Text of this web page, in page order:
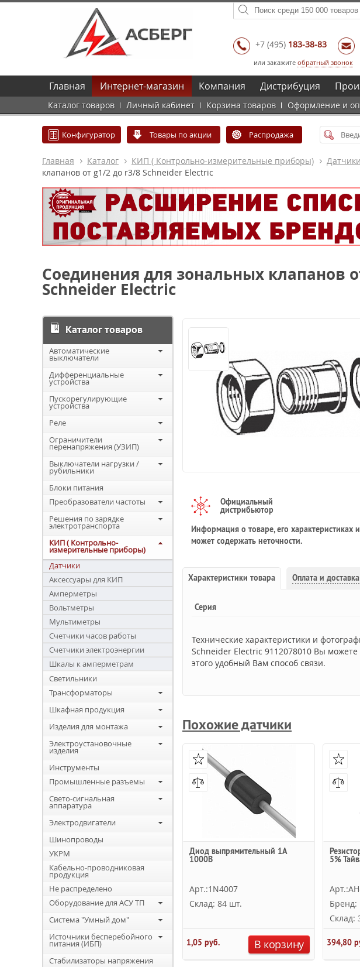
+7 (495) 183-38-83
или закажите обратный звонок
Главная Интернет-магазин
Каталог товаров Личный кабинет Корзина товаров Оформление и
Компания Дистрибуция
Конфигуратор Товары по акции Распродажа
Главная Каталог КИП ( Контрольно-измерительные приборы) Датчики
клапанов от g1/2 до r3/8 Schneider Electric
Соединения для зональных клапанов
Schneider Electric
Каталог товаров
Автоматические
выключатели
Дифференциальные
устройства
Пускорегулирующие
устройства
Реле
Ограничители
перенапряжения (УЗИП)
Выключатели нагрузки /
рубильники
Блоки питания
Преобразователи частоты
Решения по зарядке
электротранспорта
КИП ( Контрольно-
измерительные приборы)
Датчики
Аксессуары для КИП
Амперметры
Вольтметры
Мультиметры
Счетчики часов работы
Счетчики электроэнергии
Шкалы к амперметрам
Светильники
Трансформаторы
Шкафная продукция
Изделия для монтажа
Электроустановочные
изделия
Инструменты
Промышленные разъемы
Свето-сигнальная
аппаратура
Электродвигатели
Шинопроводы
УКРМ
Кабельно-проводниковая
продукция
Не распределено
Оборудование для АСУ ТП
Система "Умный дом"
Источники бесперебойного
питания (ИБП)
Стабилизаторы напряжения
Официальный
дистрибьютор
Информация о товаре, его характеристиках
может содержать неточности.
Характеристики товара Оплата и доставка
Серия
Технические характеристики и
Schneider Electric 9112078010 Вы
этого удобный Вам способ связи.
Похожие датчики
Диод выпрямительный 1А
1000В
Арт.:1N4007
Склад: 84 шт.
1,05 руб. В корзину
5%
Бренд:
Склад:
394,80